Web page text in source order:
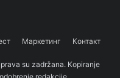
Маркетинг Контакт
su zadržana. Kopiranje
redakcije.